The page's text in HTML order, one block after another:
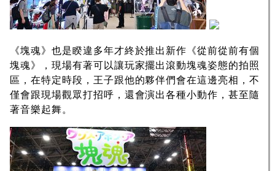
《塊魂》也是睽違多年才終於推出新作《從前從前有個
塊魂》，現場有著可以讓玩家擺出滾動塊魂姿態的拍照
區，在特定時段，王子跟他的夥伴們會在這邊亮相，不
僅會跟現場觀眾打招呼，還會演出各種小動作，甚至隨
著音樂起舞。